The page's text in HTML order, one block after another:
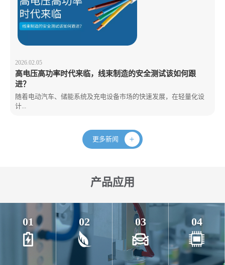
2026.02.05
高电压高功率时代来临，线束制造的安全测试该如何跟
进？
随着电动汽车、储能系统及充电设备市场的快速发展，在轻量化设
计...
更多新闻
产品应用
01 02 03 04